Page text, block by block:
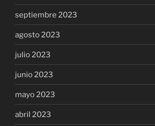
septiembre 2023
agosto 2023
julio 2023
junio 2023
mayo 2023
abril 2023